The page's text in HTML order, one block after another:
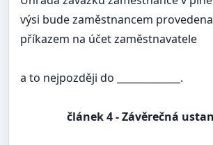
výsi bude zaměstnancem
příkazem na účet zaměstnavatele
a to nejpozději do _____________.
článek4 - Závěrečná